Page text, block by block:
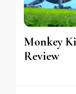
Monkey
Review